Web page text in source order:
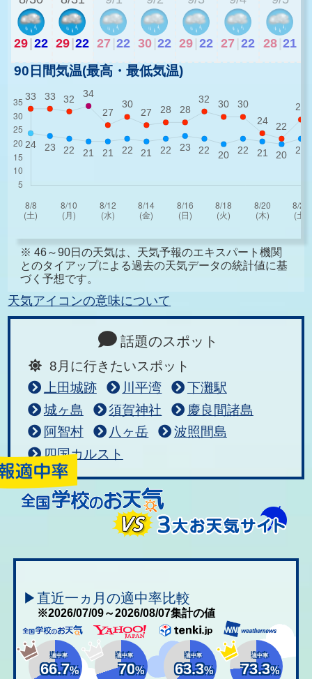
29 22 29 22 27 22 30 22 29 22 27 22 28 21
90日間気温(最高・最低気温)
※ 46～90日の天気は、天気予報のエキスパート機関
とのタイアップによる過去の天気データの統計値に基
づく予想です。
天気アイコンの意味について
話題のスポット
8月に行きたいスポット
上田城跡
川平湾
下灘駅
城ヶ島
須賀神社
慶良間諸島
阿智村
八ヶ岳
波照間島
四国カルスト
▶直近一ヵ月の適中率比較
※2026/07/09～2026/08/07集計の値
適中率
66.7%
適中率
70%
適中率
63.3%
適中率
73.3%